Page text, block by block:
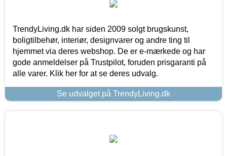
TrendyLiving.dk har siden 2009 solgt brugskunst,
boligtilbehør, interiør, designvarer og andre ting til
hjemmet via deres webshop. De er e-mærkede og har
gode anmeldelser på Trustpilot, foruden prisgaranti på
alle varer. Klik her for at se deres udvalg.
Se udvalget på TrendyLiving.dk